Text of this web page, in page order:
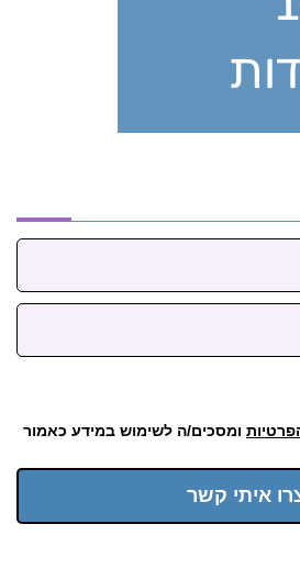
ומסכים/ה לשימוש במידע כאמור
איתי קשר